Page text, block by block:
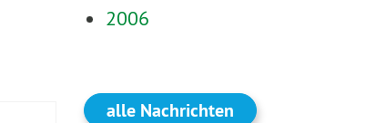
2006
alle Nachrichten